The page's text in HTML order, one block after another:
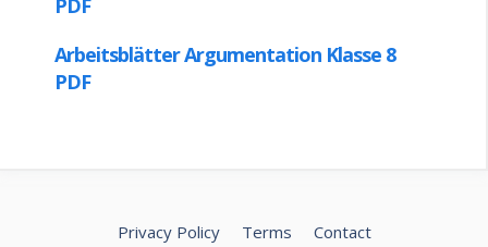
Privacy Policy Terms Contact